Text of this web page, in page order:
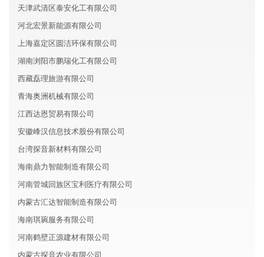
天津武清区泰安化工有限公司
河北宏景新能源有限公司
上海嘉定区圆洁环保有限公司
湖南浏阳市鹏瑞化工有限公司
西藏磊理旅游有限公司
青海奥洲机械有限公司
江西达恩贸易有限公司
安徽峰汉信息技术股份有限公司
台湾探音新材料有限公司
海南鼎力智能制造有限公司
河南管城回族区宝利医疗有限公司
内蒙古汇达智能制造有限公司
海南琪琬服务有限公司
河南鹤壁正源建材有限公司
内蒙古探音农业有限公司